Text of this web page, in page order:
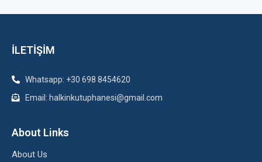
İLETİŞİM
Whatsapp: +30 698 8454620
Email: halkinkutuphanesi@gmail.com
About Links
About Us